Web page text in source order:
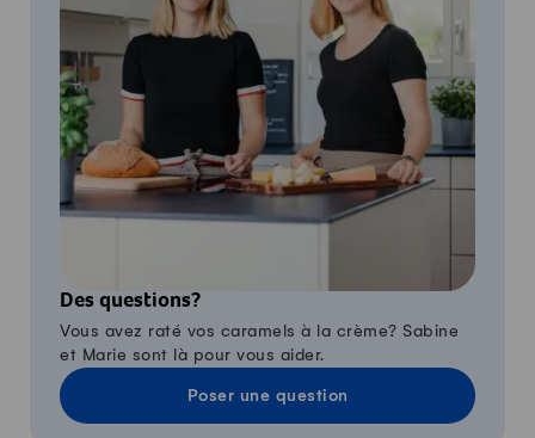
Des questions?
Vous avez raté vos caramels à la crème? Sabine
et Marie sont là pour vous aider.
Poser une question